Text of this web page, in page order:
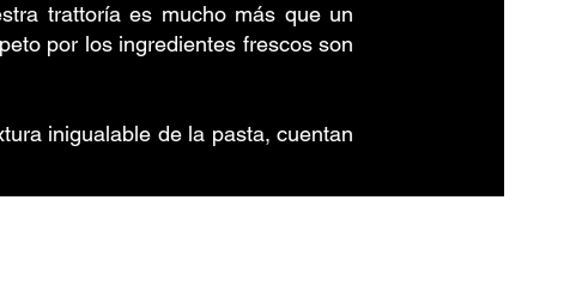
trattoría es mucho más que un
por los ingredientes frescos son
inigualable de la pasta, cuentan